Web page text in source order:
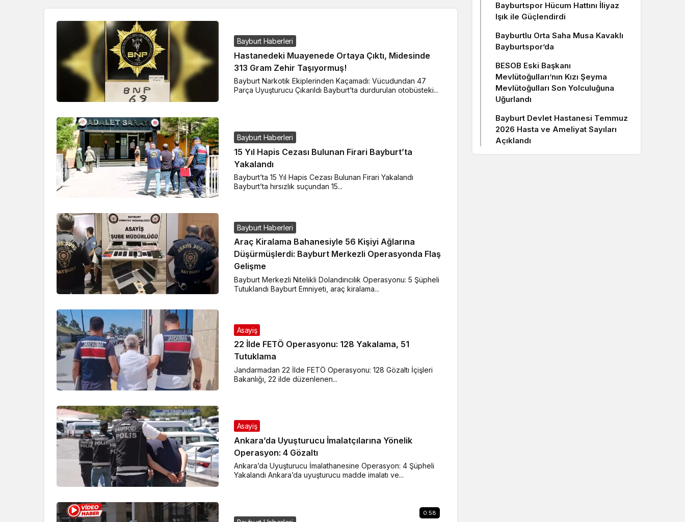
Bayburt Haberleri
Hastanedeki Muayenede Ortaya Çıktı, Midesinde
313 Gram Zehir Taşıyormuş!
Bayburt Narkotik Ekiplerinden Kaçamadı: Vücudundan 47
Parça Uyuşturucu Çıkarıldı Bayburt’ta durdurulan otobüsteki...
Bayburt Haberleri
15 Yıl Hapis Cezası Bulunan Firari Bayburt’ta
Yakalandı
Bayburt’ta 15 Yıl Hapis Cezası Bulunan Firari Yakalandı
Bayburt’ta hırsızlık suçundan 15...
Bayburt Haberleri
Araç Kiralama Bahanesiyle 56 Kişiyi Ağlarına
Düşürmüşlerdi: Bayburt Merkezli Operasyonda Flaş
Gelişme
Bayburt Merkezli Nitelikli Dolandırıcılık Operasyonu: 5 Şüpheli
Tutuklandı Bayburt Emniyeti, araç kiralama...
Asayiş
22 İlde FETÖ Operasyonu: 128 Yakalama, 51
Tutuklama
Jandarmadan 22 İlde FETÖ Operasyonu: 128 Gözaltı İçişleri
Bakanlığı, 22 ilde düzenlenen...
Asayiş
Ankara’da Uyuşturucu İmalatçılarına Yönelik
Operasyon: 4 Gözaltı
Ankara’da Uyuşturucu İmalathanesine Operasyon: 4 Şüpheli
Yakalandı Ankara’da uyuşturucu madde imalatı ve...
0:58
Bayburtspor Hücum Hattını İliyaz
Işık ile Güçlendirdi
Bayburtlu Orta Saha Musa Kavaklı
Bayburtspor’da
BESOB Eski Başkanı
Mevlütoğulları’nın Kızı Şeyma
Mevlütoğulları Son Yolculuğuna
Uğurlandı
Bayburt Devlet Hastanesi Temmuz
2026 Hasta ve Ameliyat Sayıları
Açıklandı